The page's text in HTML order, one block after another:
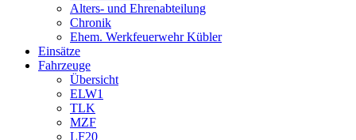
Alters- und Ehrenabteilung
Chronik
Ehem. Werkfeuerwehr Kübler
Einsätze
Fahrzeuge
Übersicht
ELW1
TLK
MZF
LF20